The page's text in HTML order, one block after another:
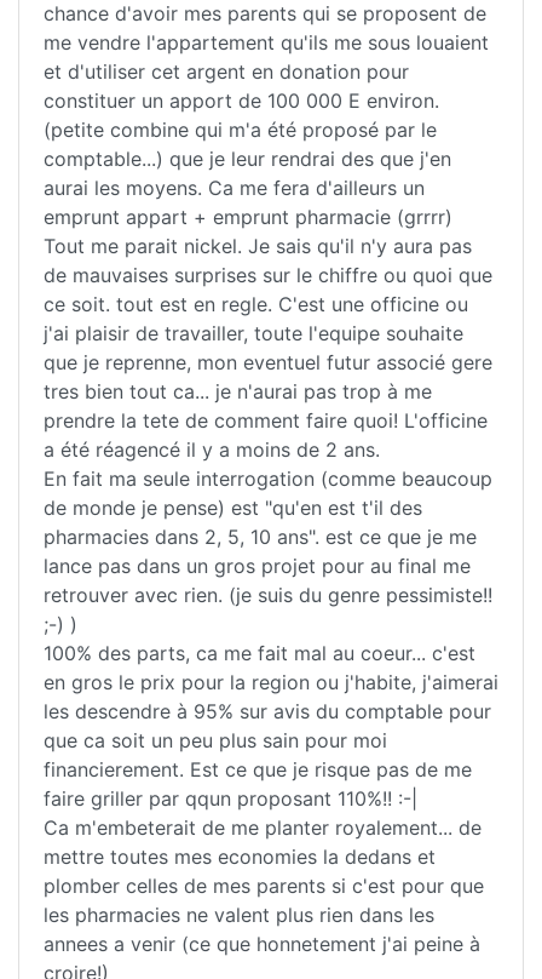
chance d'avoir mes parents qui se proposent de
me vendre l'appartement qu'ils me sous louaient
et d'utiliser cet argent en donation pour
constituer un apport de 100 000 E environ.
(petite combine qui m'a été proposé par le
comptable...) que je leur rendrai des que j'en
aurai les moyens. Ca me fera d'ailleurs un
emprunt appart + emprunt pharmacie (grrrr)
Tout me parait nickel. Je sais qu'il n'y aura pas
de mauvaises surprises sur le chiffre ou quoi que
ce soit. tout est en regle. C'est une officine ou
j'ai plaisir de travailler, toute l'equipe souhaite
que je reprenne, mon eventuel futur associé gere
tres bien tout ca... je n'aurai pas trop à me
prendre la tete de comment faire quoi! L'officine
a été réagencé il y a moins de 2 ans.
En fait ma seule interrogation (comme beaucoup
de monde je pense) est "qu'en est t'il des
pharmacies dans 2, 5, 10 ans". est ce que je me
lance pas dans un gros projet pour au final me
retrouver avec rien. (je suis du genre pessimiste!!
;-) )
100% des parts, ca me fait mal au coeur... c'est
en gros le prix pour la region ou j'habite, j'aimerai
les descendre à 95% sur avis du comptable pour
que ca soit un peu plus sain pour moi
financierement. Est ce que je risque pas de me
faire griller par qqun proposant 110%!! :-|
Ca m'embeterait de me planter royalement... de
mettre toutes mes economies la dedans et
plomber celles de mes parents si c'est pour que
les pharmacies ne valent plus rien dans les
annees a venir (ce que honnetement j'ai peine à
croire!)